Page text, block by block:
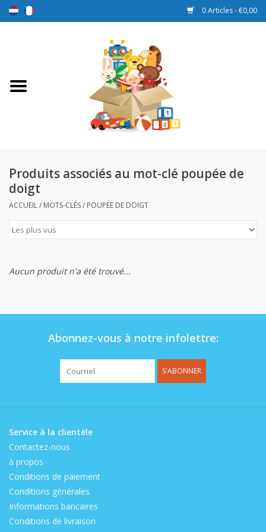
0 Articles - €0,00
Jouets
Boîtes de récompense
Nouveau
Produits associés au mot-clé poupée de
doigt
ACCUEIL/ MOTS-CLÉS/ POUPÉE DE DOIGT
Aucun produit n'a été trouvé...
Abonnez-vous à notre infolettre:
S'ABONNER
Service à la clientèle
Contactez-nous
à propos
Conditions de paiement
Conditions générales
Informations bancaires
Conditions de livraison